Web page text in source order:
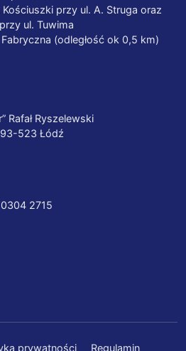
przy ul. A. Struga oraz
ul. Tuwima
(odległość ok 0,5 km)
Rafał Ryszelewski
523 Łódź
2715
prywatności Regulamin